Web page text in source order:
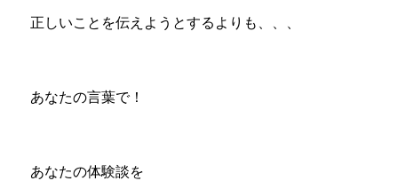
正しいことを伝えようとするよりも、、、
あなたの言葉で！
あなたの体験談を